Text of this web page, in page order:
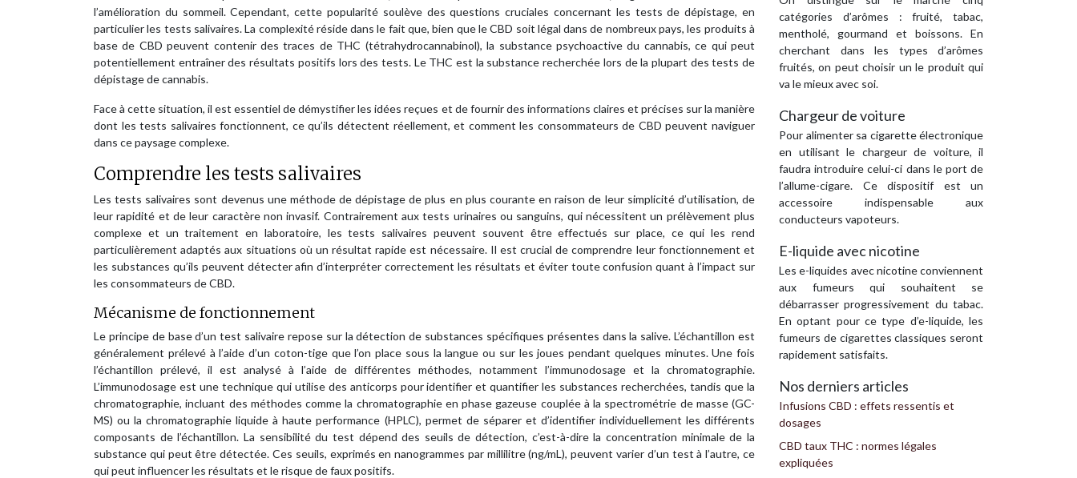
l’amélioration du sommeil. Cependant, cette popularité soulève des questions cruciales concernant les tests de dépistage, en
particulier les tests salivaires. La complexité réside dans le fait que, bien que le CBD soit légal dans de nombreux pays, les produits à
base de CBD peuvent contenir des traces de THC (tétrahydrocannabinol), la substance psychoactive du cannabis, ce qui peut
potentiellement entraîner des résultats positifs lors des tests. Le THC est la substance recherchée lors de la plupart des tests de
dépistage de cannabis.
Face à cette situation, il est essentiel de démystifier les idées reçues et de fournir des informations claires et précises sur la manière
dont les tests salivaires fonctionnent, ce qu’ils détectent réellement, et comment les consommateurs de CBD peuvent naviguer
dans ce paysage complexe.
Comprendre les tests salivaires
Les tests salivaires sont devenus une méthode de dépistage de plus en plus courante en raison de leur simplicité d’utilisation, de
leur rapidité et de leur caractère non invasif. Contrairement aux tests urinaires ou sanguins, qui nécessitent un prélèvement plus
complexe et un traitement en laboratoire, les tests salivaires peuvent souvent être effectués sur place, ce qui les rend
particulièrement adaptés aux situations où un résultat rapide est nécessaire. Il est crucial de comprendre leur fonctionnement et
les substances qu’ils peuvent détecter afin d’interpréter correctement les résultats et éviter toute confusion quant à l’impact sur
les consommateurs de CBD.
Mécanisme de fonctionnement
Le principe de base d’un test salivaire repose sur la détection de substances spécifiques présentes dans la salive. L’échantillon est
généralement prélevé à l’aide d’un coton-tige que l’on place sous la langue ou sur les joues pendant quelques minutes. Une fois
l’échantillon prélevé, il est analysé à l’aide de différentes méthodes, notamment l’immunodosage et la chromatographie.
L’immunodosage est une technique qui utilise des anticorps pour identifier et quantifier les substances recherchées, tandis que la
chromatographie, incluant des méthodes comme la chromatographie en phase gazeuse couplée à la spectrométrie de masse (GC-
MS) ou la chromatographie liquide à haute performance (HPLC), permet de séparer et d’identifier individuellement les différents
composants de l’échantillon. La sensibilité du test dépend des seuils de détection, c’est-à-dire la concentration minimale de la
substance qui peut être détectée. Ces seuils, exprimés en nanogrammes par millilitre (ng/mL), peuvent varier d’un test à l’autre, ce
qui peut influencer les résultats et le risque de faux positifs.
catégories d’arômes : fruité, tabac,
mentholé, gourmand et boissons. En
cherchant dans les types d’arômes
fruités, on peut choisir un le produit qui
va le mieux avec soi.
Chargeur de voiture
Pour alimenter sa cigarette électronique
en utilisant le chargeur de voiture, il
faudra introduire celui-ci dans le port de
l’allume-cigare. Ce dispositif est un
accessoire indispensable aux
conducteurs vapoteurs.
E-liquide avec nicotine
Les e-liquides avec nicotine conviennent
aux fumeurs qui souhaitent se
débarrasser progressivement du tabac.
En optant pour ce type d’e-liquide, les
fumeurs de cigarettes classiques seront
rapidement satisfaits.
Nos derniers articles
Infusions CBD : effets ressentis et
dosages
CBD taux THC : normes légales
expliquées